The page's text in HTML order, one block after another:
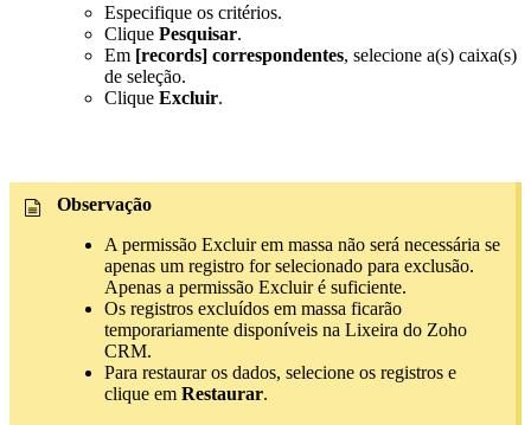
Especifique os critérios.
Clique Pesquisar.
Em [records] correspondentes, selecione a(s) caixa(s)
de seleção.
Clique Excluir.
Observação
A permissão Excluir em massa não será necessária se
apenas um registro for selecionado para exclusão.
Apenas a permissão Excluir é suficiente.
Os registros excluídos em massa ficarão
temporariamente disponíveis na Lixeira do Zoho
CRM.
Para restaurar os dados, selecione os registros e
clique em Restaurar.